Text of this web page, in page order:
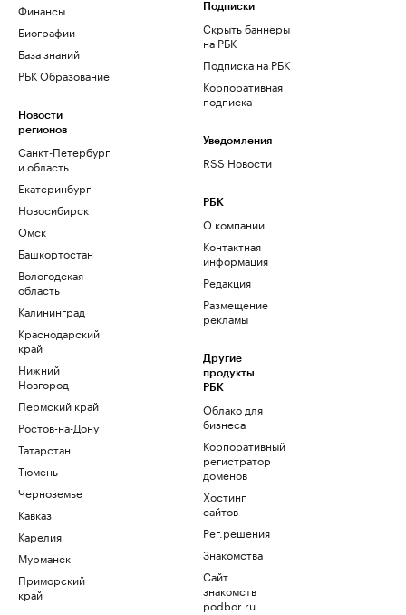
Финансы
Биографии
База знаний
РБК Образование
Новости
регионов
Санкт-Петербург
и область
Екатеринбург
Новосибирск
Омск
Башкортостан
Вологодская
область
Калининград
Краснодарский
край
Нижний
Новгород
Пермский край
Ростов-на-Дону
Татарстан
Тюмень
Черноземье
Кавказ
Карелия
Мурманск
Приморский
край
Подписки
Скрыть баннеры
на РБК
Подписка на РБК
Корпоративная
подписка
Уведомления
RSS Новости
РБК
О компании
Контактная
информация
Редакция
Размещение
рекламы
Другие
продукты
РБК
Облако для
бизнеса
Корпоративный
регистратор
доменов
Хостинг
сайтов
Рег.решения
Знакомства
Сайт
знакомств
podbor.ru